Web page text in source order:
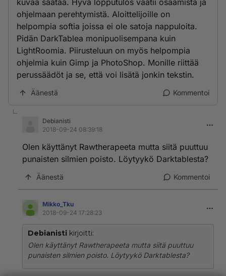
kuvaa säätää. Hyvä lopputulos vaatii osaamista ja
ohjelmaan perehtymistä. Aloittelijoille on
helpompia softia joissa ei ole satoja nappuloita.
Pidän DarkTablea monipuolisempana kuin
LightRoomia. Piirusteluun on myös helpompia
ohjelmia kuin Gimp ja PhotoShop. Monille riittää
perussäädöt ja se, että voi lisätä jonkin tekstin.
Äänestä Kommentoi
Debianisti
2018-09-24 08:39:18
Olen käyttänyt Rawtherapeeta mutta siitä puuttuu
punaisten silmien poisto. Löytyykö Darktablesta?
Äänestä Kommentoi
Mikko_Tku
2018-09-24 17:28:23
Debianisti kirjoitti:
Olen käyttänyt Rawtherapeeta mutta siitä puuttuu
punaisten silmien poisto. Löytyykö Darktablesta?